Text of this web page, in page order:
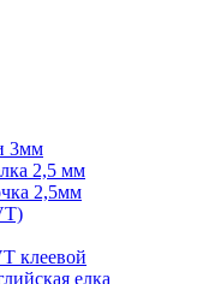
3мм
2,5 мм
2,5мм
клеевой
елка